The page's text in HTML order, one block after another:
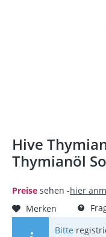
Hive
Thymianöl
Preise sehen -hier
Merken
Bitte